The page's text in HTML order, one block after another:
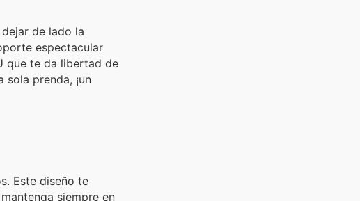
de lado la
espectacular
que te da libertad de
sola prenda, ¡un
Este diseño te
siempre en